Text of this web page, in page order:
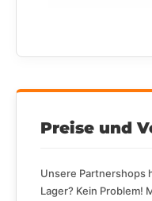
Preise und
Unsere Partnershops
Lager? Kein Problem!